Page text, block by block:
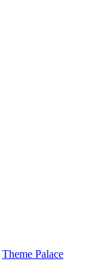
Theme Palace